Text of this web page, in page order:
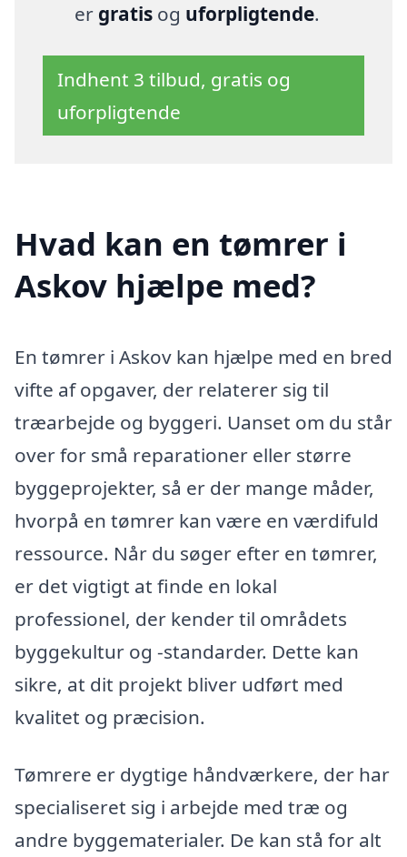
er gratisog uforpligtende.
Indhent 3 tilbud, gratis og
uforpligtende
Hvad kan en tømrer i
Askov hjælpe med?
En tømrer i Askov kan hjælpe med en bred
vifte af opgaver, der relaterer sig til
træarbejde og byggeri. Uanset om du står
over for små reparationer eller større
byggeprojekter, så er der mange måder,
hvorpå en tømrer kan være en værdifuld
ressource. Når du søger efter en tømrer,
er det vigtigt at finde en lokal
professionel, der kender til områdets
byggekultur og -standarder. Dette kan
sikre, at dit projekt bliver udført med
kvalitet og præcision.
Tømrere er dygtige håndværkere, der har
specialiseret sig i arbejde med træ og
andre byggematerialer. De kan stå for alt